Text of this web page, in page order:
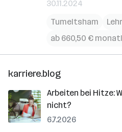
30.11.2024
Tumeltsham
ab 660,50 €
karriere.blog
Arbeiten bei Hitze:
nicht?
6.7.2026